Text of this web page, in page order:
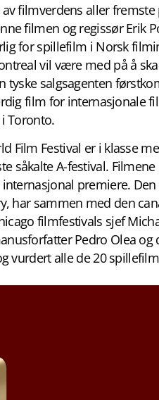
av filmverdens aller
filmen og regissør Erik
for spillefilm i Norsk
vil være med på å
tyske salgsagenten
film for internasjonale
Toronto.
Film Festival er i klasse
såkalte A-festival.
premiere.
har sammen med den
filmfestivals sjef
Pedro Olea
vurdert alle de 20